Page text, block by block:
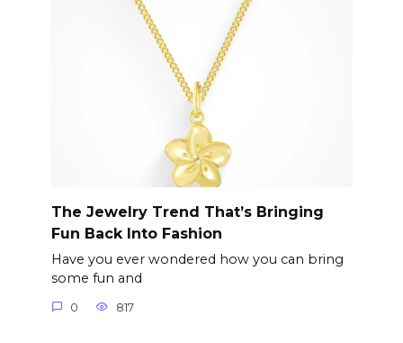
The Jewelry Trend That’s Bringing
Fun Back Into Fashion
Have you ever wondered how you can bring
some fun and
0 817